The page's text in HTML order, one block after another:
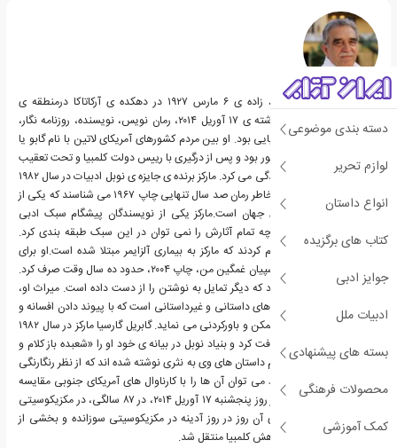
دسته بندی موضوعی
لوازم تحریر
انواع داستان
کتاب های برگزیده
جوایز ادبی
ادبیات ملل
بسته های پیشنهادی
محصولات فرهنگی
کمک آموزشی
گابریل خوزه گارسیا مارکز، زاده ی ۶ مارس ۱۹۲۷ در دهکده ی آرکاتاکا درمنطقه ی
سانتامارا در کلمبیا - درگذشته ی ۱۷ آوریل ۲۰۱۴، رمان نویس، نویسنده، روزنامه نگار،
ناشر و فعال سیاسی کلمبیایی بود. او بین مردم کشورهای آمریکای لاتین با نام گابو یا
گابیتو (برای تحبیب) مشهور بود و پس از درگیری با رییس دولت کلمبیا و تحت تعقیب
قرار گرفتنش در مکزیک زندگی می کرد. مارکز برنده ی جایزه ی نوبل ادبیات در سال ۱۹۸۲
را بیش از سایر آثارش به خاطر رمان صد سال تنهایی چاپ ۱۹۶۷ می شناسند که یکی از
پرفروش ترین کتاب های جهان است.مارکز یکی از نویسندگان پیشگام سبک ادبی
رئالیسم جادویی بود، اگرچه تمام آثارش را نمی توان در این سبک طبقه بندی کرد.
پزشکان در سال ۲۰۱۲ اعلام کردند که مارکز به بیماری آلزایمر مبتلا شده است.او برای
نوشتن کتاب خاطرات روسپیان غمگین من، چاپ ۲۰۰۴، حدود ده سال وقت صرف کرد.
در ژانویه ی ۲۰۰۶ اعلام کرد که دیگر تمایل به نوشتن را از دست داده است. میراث او،
مجموعه ی بزرگی از کتاب های داستانی و غیرداستانی است که با پیوند دادن افسانه و
تاریخ در آن، همه چیز را ممکن و باورکردنی می نماید. گابریل گارسیا مارکز در سال ۱۹۸۲
جایزه ی ادبی نوبل را دریافت کرد و بنیاد نوبل در بیانه ی خود او را «شعبده باز کلام و
بصیرت» توصیف کرد. تمام داستان های وی به نثری نوشته شده اند که از نظر رنگارنگی
و جاذبه ی غریبشان، فقط می توان آن ها را با کارناوال های آمریکای جنوبی مقایسه
کرد.گابریل گارسیا مارکز، در روز پنجشنبه ۱۷ آوریل ۲۰۱۴، در ۸۷ سالگی، در مکزیکوسیتی
درگذشت. جسد وی فردای آن روز در روز آدینه در مکزیکوسیتی سوزانده و بخشی از
خاکستر جسد وی به زادگاهش کلمبیا منتقل شد.